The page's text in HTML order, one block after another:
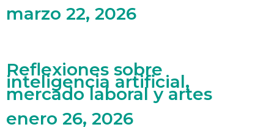
marzo 22, 2026
Reflexiones sobre
inteligencia artificial,
mercado laboral y artes
enero 26, 2026